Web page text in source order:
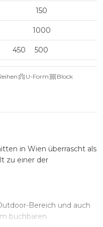
150
1000
450 500
U-Form
Block
in Wien überrascht als
zu einer der
Bereich und auch
buchbaren